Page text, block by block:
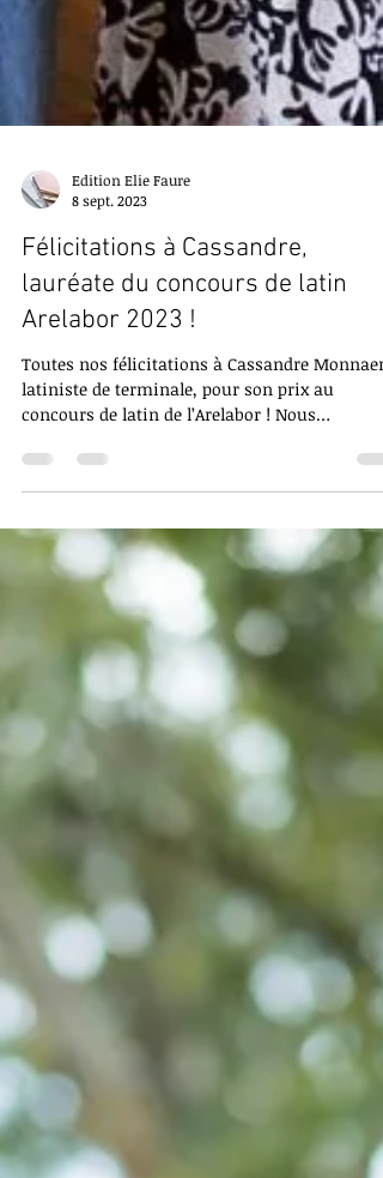
Edition Elie Faure
Félicitations à Cassandre,
lauréate du concours de latin
Arelabor 2023 !
latiniste de terminale, pour son prix au
concours de latin de l’Arelabor ! Nous
espérons...